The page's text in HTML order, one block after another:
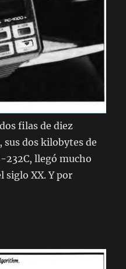
filas de diez
sus dos kilobytes de
232C, llegó mucho
siglo XX. Y por